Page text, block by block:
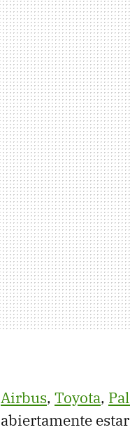
Airbus, Toyota,
abiertamente